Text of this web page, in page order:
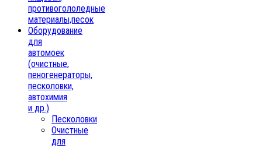
противогололедные
материалы,песок
Oборудование
для
автомоек
(очистные,
пеногенераторы,
песколовки,
автохимия
и др.)
Песколовки
Очистные
для